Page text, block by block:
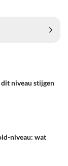
niveau stijgen
niveau: wat